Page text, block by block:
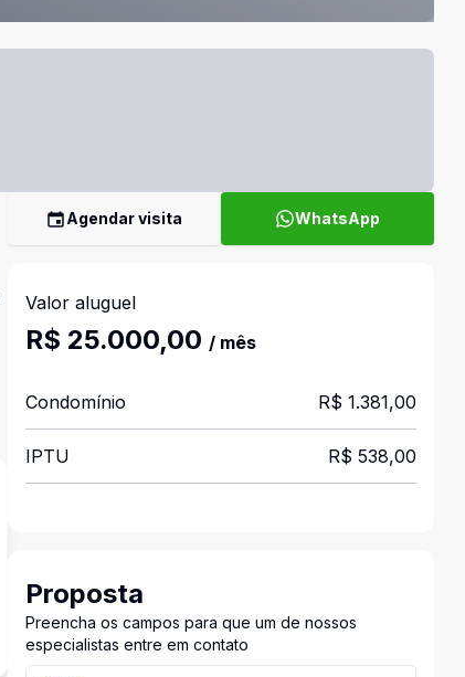
Agendar visita WhatsApp
Valor aluguel
R$ 25.000,00 / mês
Condomínio R$ 1.381,00
IPTU R$ 538,00
Proposta
Preencha os campos para que um de nossos
especialistas entre em contato